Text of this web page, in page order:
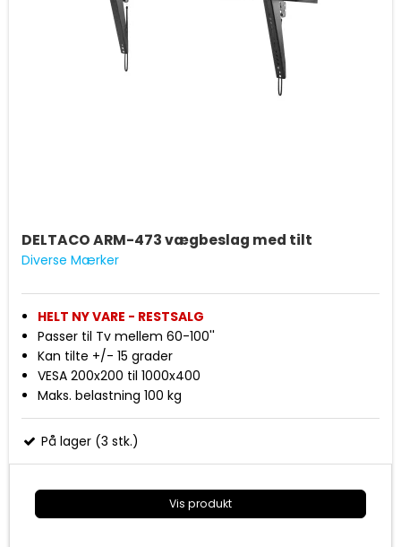
vandtætningen
DELTACO ARM-473 vægbeslag med tilt
Diverse Mærker
HELT NY VARE - RESTSALG
Passer til Tv mellem 60-100''
Kan tilte +/- 15 grader
VESA 200x200 til 1000x400
Maks. belastning 100 kg
Mål (BxDxH) 114 cm x 13 cm x 83.2 cm
På lager (3 stk.)
Vis produkt